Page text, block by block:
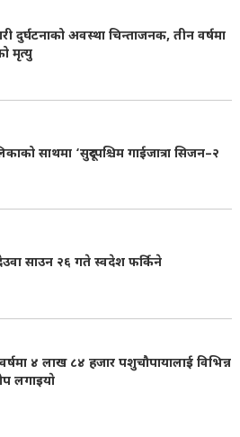
दुर्घटनाको अवस्था चिन्ताजनक, तीन वर्षमा
मृत्यु
साथमा ‘सुदूरपश्चिम गाईजात्रा सिजन–२
देउवा साउन २६ गते स्वदेश फर्किने
४ लाख ८४ हजार पशुचौपायालाई विभिन्न
लगाइयाे